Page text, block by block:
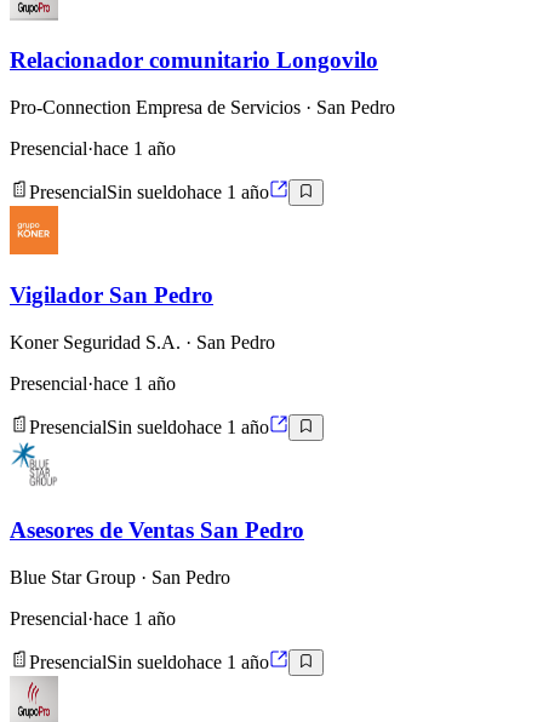
Relacionador comunitario Longovilo
Pro-Connection Empresa de Servicios · San Pedro
Presencial·hace 1 año
PresencialSin sueldohace 1 año
Vigilador San Pedro
Koner Seguridad S.A. · San Pedro
Presencial·hace 1 año
PresencialSin sueldohace 1 año
Asesores de Ventas San Pedro
Blue Star Group · San Pedro
Presencial·hace 1 año
PresencialSin sueldohace 1 año